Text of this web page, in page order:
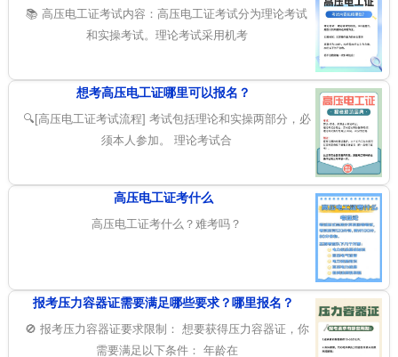
📚 高压电工证考试内容：高压电工证考试分为理论考试
和实操考试。理论考试采用机考
想考高压电工证哪里可以报名？
🔍[高压电工证考试流程] 考试包括理论和实操两部分，必
须本人参加。 理论考试合
高压电工证考什么
高压电工证考什么？难考吗？
报考压力容器证需要满足哪些要求？哪里报名？
🚫 报考压力容器证要求限制： 想要获得压力容器证，你
需要满足以下条件： 年龄在